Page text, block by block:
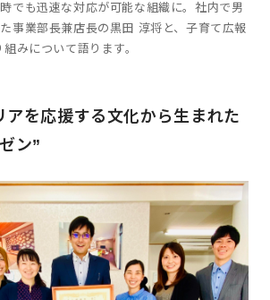
でも迅速な対応が可能な組織に。社内で男
事業部長兼店長の黒田 淳将と、子育て広報
みについて語ります。
アを応援する文化から生まれた
ン”